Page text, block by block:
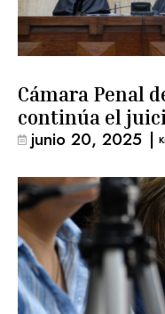
Cámara Penal
continúa el
junio 20, 2025 |